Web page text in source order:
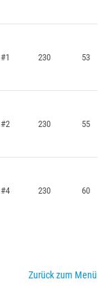
#1 230 53
#2 230 55
#4 230 60
Zurück zum Menü